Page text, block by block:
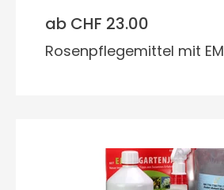
ab CHF 23.00
Rosenpflegemittel mit EM